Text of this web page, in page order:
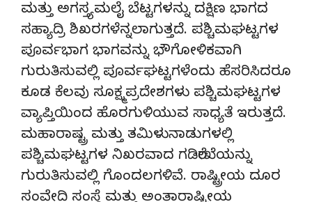
ಮತ್ತು ಅಗಸ್ತ್ಯಮಲೈ ಬೆಟ್ಟಗಳನ್ನು ದಕ್ಷಿಣ ಭಾಗದ
ಸಹ್ಯಾದ್ರಿ ಶಿಖರಗಳೆನ್ನಲಾಗುತ್ತದೆ. ಪಶ್ಚಿಮಘಟ್ಟಗಳ
ಪೂರ್ವಭಾಗ ಭಾಗವನ್ನು ಭೌಗೋಳಿಕವಾಗಿ
ಗುರುತಿಸುವಲ್ಲಿ ಪೂರ್ವಘಟ್ಟಗಳೆಂದು ಹೆಸರಿಸಿದರೂ
ಕೂಡ ಕೆಲವು ಸೂಕ್ಷ್ಮಪ್ರದೇಶಗಳು ಪಶ್ಚಿಮಘಟ್ಟಗಳ
ವ್ಯಾಪ್ತಿಯಿಂದ ಹೊರಗುಳಿಯುವ ಸಾಧ್ಯತೆ ಇರುತ್ತದೆ.
ಮಹಾರಾಷ್ಟ್ರ ಮತ್ತು ತಮಿಳುನಾಡುಗಳಲ್ಲಿ
ಪಶ್ಚಿಮಘಟ್ಟಗಳ ನಿಖರವಾದ ಗಡಿರೇಖೆಯನ್ನು
ಗುರುತಿಸುವಲ್ಲಿ ಗೊಂದಲಗಳಿವೆ. ರಾಷ್ಟ್ರೀಯ ದೂರ